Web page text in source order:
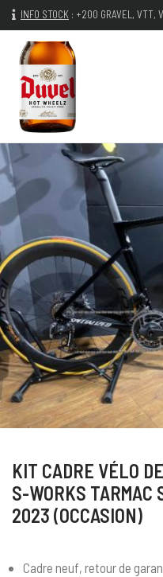
INFO STOCK : +200 GRAVEL, VTT, VTC, E-
KIT CADRE VÉLO
S-WORKS
2023 (OCCASION)
Cadre neuf, retour de